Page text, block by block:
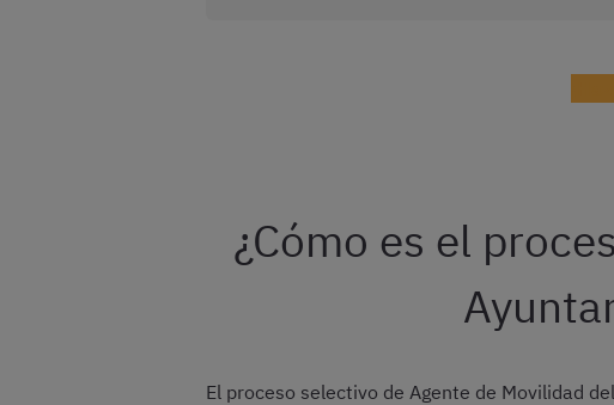
¿Cómo es el
El proceso selectivo de Agente de Movilidad